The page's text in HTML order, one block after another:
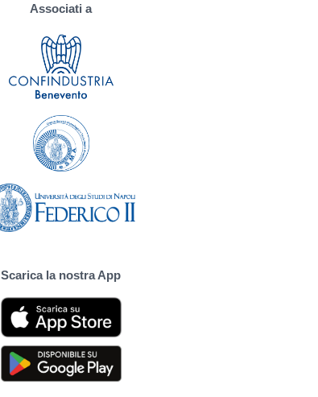
Associati a
Scarica la nostra App